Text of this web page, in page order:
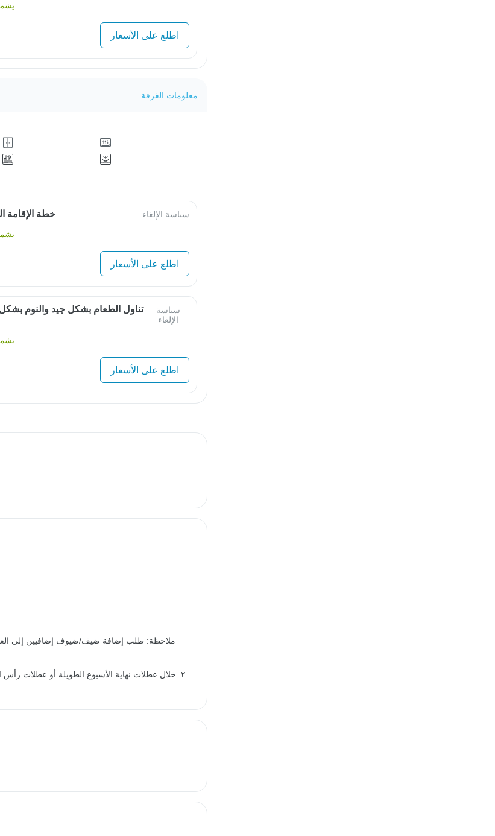
اطلع على الأسعار
معلومات الغرفة
خطة الإقامة سياسة الإلغاء
اطلع على الأسعار
تناول الطعام بشكل جيد والنوم
سياسة
الإلغاء
اطلع على الأسعار
ملاحظة: طلب إضافة ضيف/ضيوف إضافيين إلى
٢. خلال عطلات نهاية الأسبوع الطويلة أو عطلات